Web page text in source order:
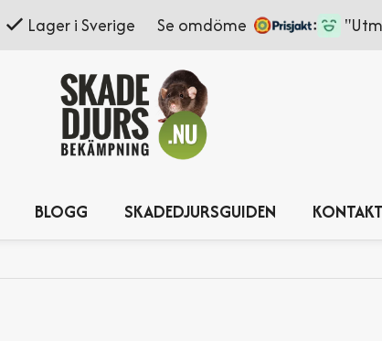
Lager i Sverige Se omdöme
BLOGG SKADEDJURSGUIDEN KONTAKT